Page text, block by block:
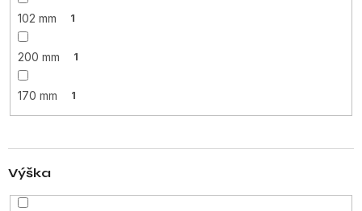
102 mm 1
200 mm 1
170 mm 1
Výška